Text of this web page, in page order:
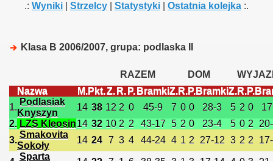
.: Wyniki Strzelcy Statystyki Ostatnia kolejka :.
Klasa B 2006/2007, grupa: podlaska II
RAZEM DOM
Nazwa
M. Pkt.Z. R. P. BramkiZ.R.P.BramkiZ.R.P.
1.
Podlasiak
Knyszyn
14 38 12 2 0 45-9 7 0 0 28-3 5 2 0
2. LZS Kleosin14 32 10 2 2 43-17 5 2 0 23-4 5 0 2
3.
Smakovita
Sokoły
14 24 7 3 4 44-24 4 1 2 27-12 3 2 2
Sparta